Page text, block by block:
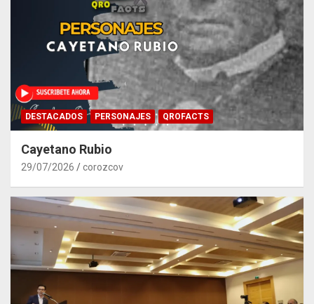
DESTACADOS PERSONAJES QROFACTS
Cayetano Rubio
29/07/2026 corozcov